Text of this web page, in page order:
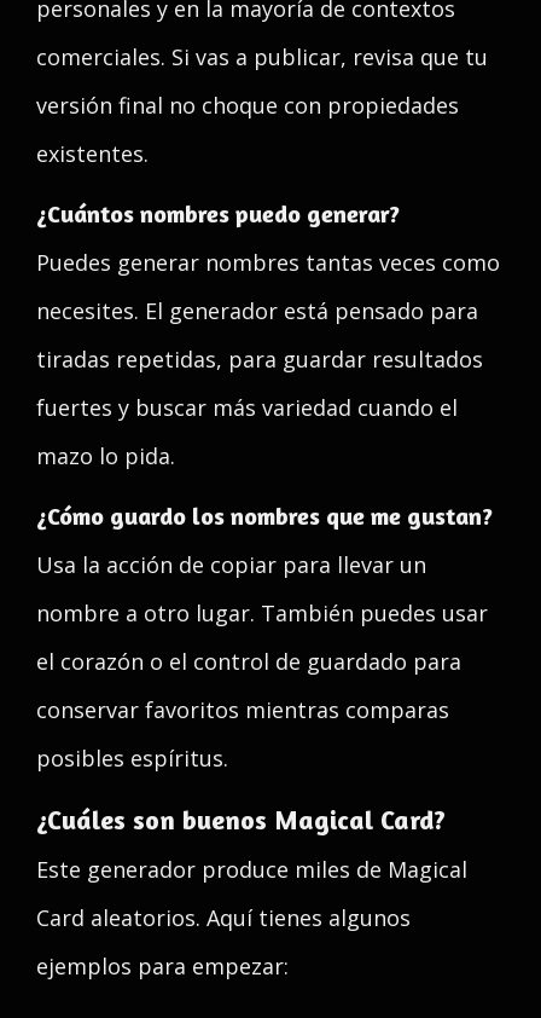
personales y en la mayoría de contextos
comerciales. Si vas a publicar, revisa que tu
versión final no choque con propiedades
existentes.
¿Cuántos nombres puedo generar?
Puedes generar nombres tantas veces como
necesites. El generador está pensado para
tiradas repetidas, para guardar resultados
fuertes y buscar más variedad cuando el
mazo lo pida.
¿Cómo guardo los nombres que me gustan?
Usa la acción de copiar para llevar un
nombre a otro lugar. También puedes usar
el corazón o el control de guardado para
conservar favoritos mientras comparas
posibles espíritus.
¿Cuáles son buenos Magical Card?
Este generador produce miles de Magical
Card aleatorios. Aquí tienes algunos
ejemplos para empezar: